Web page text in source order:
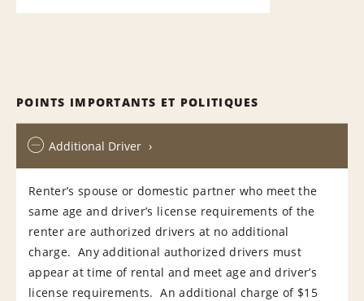
POINTS IMPORTANTS ET POLITIQUES
Additional Driver
Renter’s spouse or domestic partner who meet the
same age and driver’s license requirements of the
renter are authorized drivers at no additional
charge. Any additional authorized drivers must
appear at time of rental and meet age and driver’s
license requirements. An additional charge of $15